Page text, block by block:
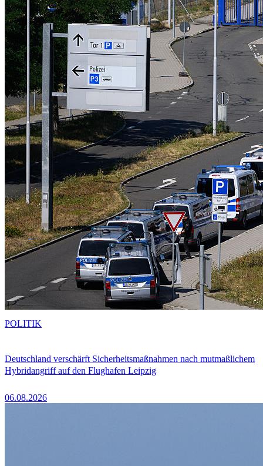
Deutschland verschärft Sicherheitsmaßnahmen nach mutmaßlichem
Hybridangriff auf den Flughafen Leipzig
06.08.2026
POLITIK